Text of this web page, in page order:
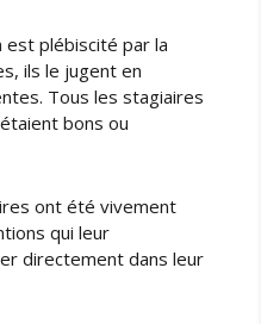
est plébiscité par la
ils le jugent en
Tous les stagiaires
bons ou
ont été vivement
qui leur
directement dans leur